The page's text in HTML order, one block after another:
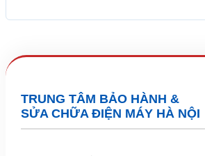
TRUNG TÂM BẢO HÀNH &
SỬA CHỮA ĐIỆN MÁY HÀ NỘI